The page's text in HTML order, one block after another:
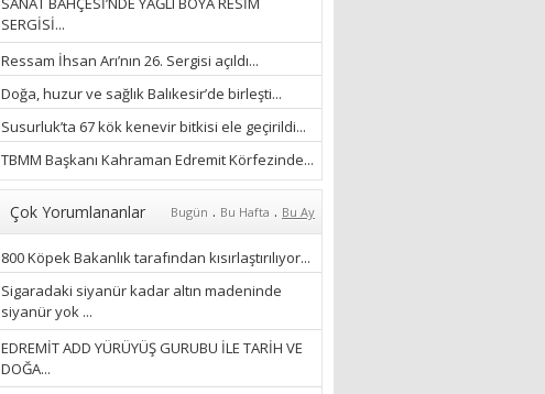
BÜTÜNLÜĞÜ...”
18/03/2023
İlknur Solmaz Çoban
“DOĞANIN GÜLEÇ
YAĞMURLARINI
ÖZLERKEN…”
23/11/2025
“Ne çok şey oldu
unutulmaması gereken”
28/01/2024
“AKIL GÖZÜ”
SERGİSİ...
Ressam İhsan Arı’nın 26. Sergisi açıldı...
Doğa, huzur ve sağlık Balıkesir’de birleşti...
Susurluk’ta 67 kök kenevir bitkisi ele geçirildi...
TBMM Başkanı Kahraman Edremit Körfezinde...
Çok Yorumlananlar Bugün . Bu Hafta . Bu Ay
800 Köpek Bakanlık tarafından kısırlaştırılıyor...
Sigaradaki siyanür kadar altın madeninde
siyanür yok ...
EDREMİT ADD YÜRÜYÜŞ GURUBU İLE TARİH VE
DOĞA...